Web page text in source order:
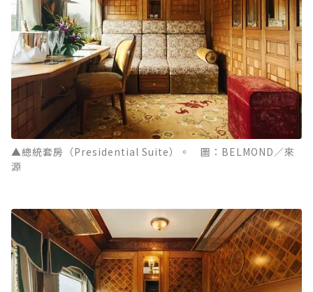
▲總統套房（Presidential Suite）。 圖：BELMOND／來
源